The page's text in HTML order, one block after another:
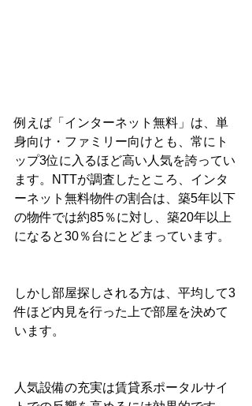
例えば「インターネット無料」は、単
身向け・ファミリー向けとも、常にト
ップ3位に入るほど高い人気を誇ってい
ます。NTTが調査したところ、インタ
ーネット無料物件の割合は、築5年以下
の物件では約85％に対し、築20年以上
になると30％台にとどまっています。
しかし部屋探しされる方は、平均して3
件ほど内見を行った上で部屋を決めて
います。
人気設備の充実は賃貸系ポータルサイ